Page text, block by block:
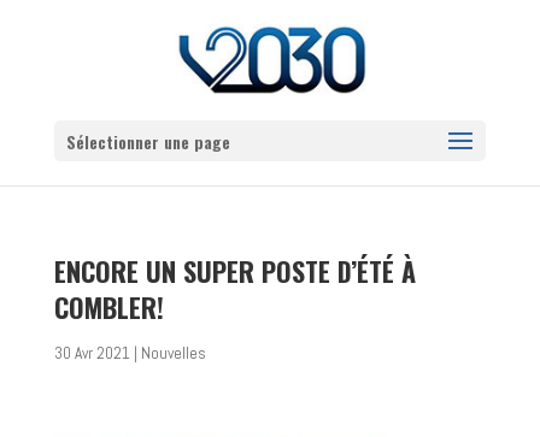
Sélectionner une page
ENCORE UN SUPER POSTE D’ÉTÉ À
COMBLER!
30 Avr 2021 | Nouvelles